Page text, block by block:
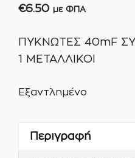
€6.50 με ΦΠΑ
ΠΥΚΝΩΤΕΣ 40mF
1 ΜΕΤΑΛΛΙΚΟΙ
Εξαντλημένο
Περιγραφή